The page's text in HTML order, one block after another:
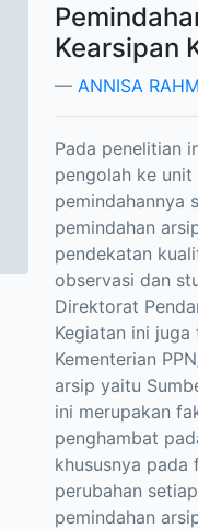
Kearsipan
ANNISA
Pada penelitian
pengolah ke
pemindahannya
pemindahan
pendekatan
observasi dan
Direktorat
Kegiatan ini
Kementerian
arsip yaitu
ini merupakan
penghambat
khususnya
perubahan
pemindahan